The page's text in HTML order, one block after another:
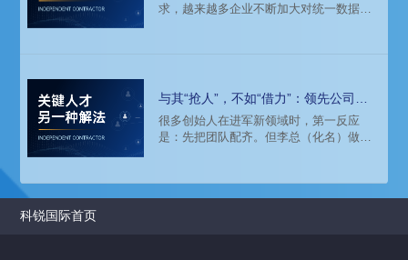
求，越来越多企业不断加大对统一数据与
合型顾问极为稀缺。
与其“抢人”，不如“借力”：领先公司都
在用的人才新打法
很多创始人在进军新领域时，第一反应
是：先把团队配齐。但李总（化名）做了
他没有立刻招聘，而是通过科锐国际对接
了多位海内外行业专家。在接下来的两个
科锐国际首页